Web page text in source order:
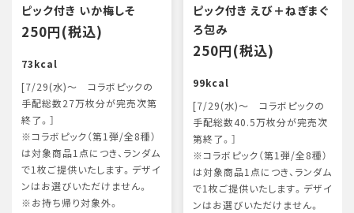
ピック付き いか梅しそ
250円(税込)
73kcal
[7/29(水)～ コラボピックの
手配総数27万枚分が完売次第
終了。］
※コラボピック（第1弾/全8種）
は対象商品1点につき、ランダム
で1枚ご提供いたします。デザイ
ンはお選びいただけません。
※お持ち帰り対象外。
ピック付き えび＋ねぎまぐ
ろ包み
250円(税込)
99kcal
[7/29(水)～ コラボピックの
手配総数40.5万枚分が完売次
第終了。］
※コラボピック（第1弾/全8種）
は対象商品1点につき、ランダム
で1枚ご提供いたします。デザイ
ンはお選びいただけません。